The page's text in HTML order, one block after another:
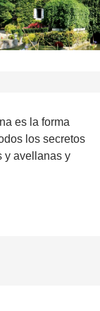
es la forma
los secretos
y avellanas y